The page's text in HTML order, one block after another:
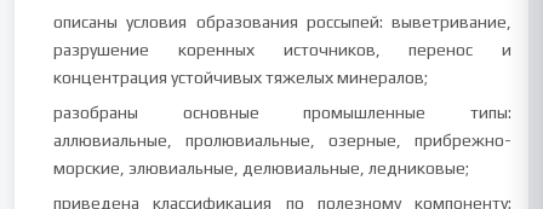
описаны условия образования россыпей: выветривание,
разрушение коренных источников, перенос и
концентрация устойчивых тяжелых минералов;
разобраны основные промышленные типы:
аллювиальные, пролювиальные, озерные, прибрежно-
морские, элювиальные, делювиальные, ледниковые;
приведена классификация по полезному компоненту: